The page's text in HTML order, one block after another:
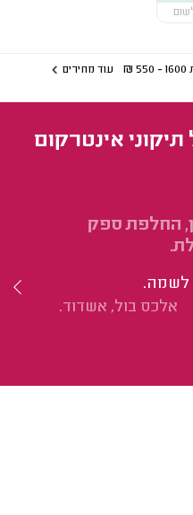
1600 - 550
₪ עוד מחירים
אינטרקום
החלפת ספק
לשמה.
אלכס בול, אשדוד.